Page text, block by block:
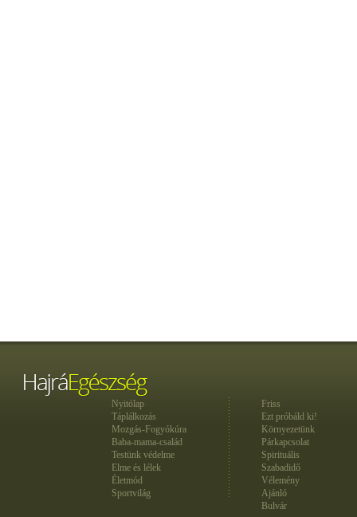
Nyitólap
Táplálkozás
Mozgás-Fogyókúra
Baba-mama-család
Testünk védelme
Elme és lélek
Életmód
Sportvilág
Friss
Ezt próbáld ki!
Környezetünk
Párkapcsolat
Spirituális
Szabadidő
Vélemény
Ajánló
Bulvár